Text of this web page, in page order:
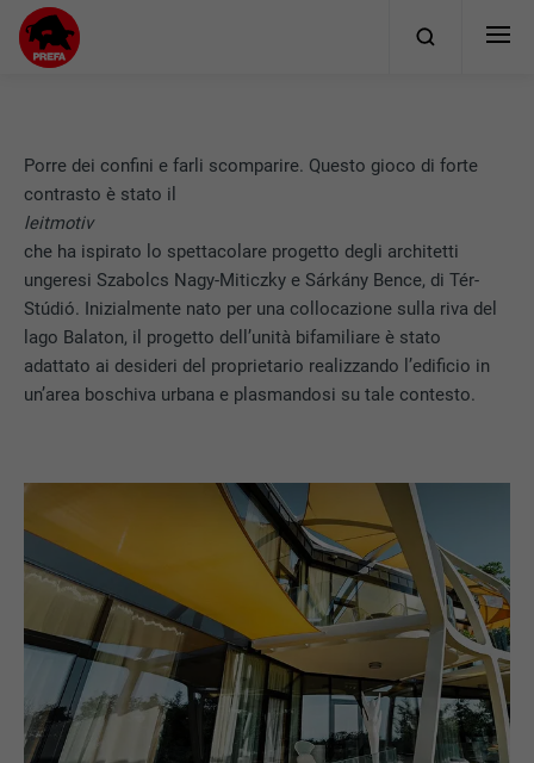
Porre dei confini e farli scomparire. Questo gioco di forte
contrasto è stato il
leitmotiv
che ha ispirato lo spettacolare progetto degli architetti
ungeresi Szabolcs Nagy-Miticzky e Sárkány Bence, di Tér-
Stúdió. Inizialmente nato per una collocazione sulla riva del
lago Balaton, il progetto dell’unità bifamiliare è stato
adattato ai desideri del proprietario realizzando l’edificio in
un’area boschiva urbana e plasmandosi su tale contesto.